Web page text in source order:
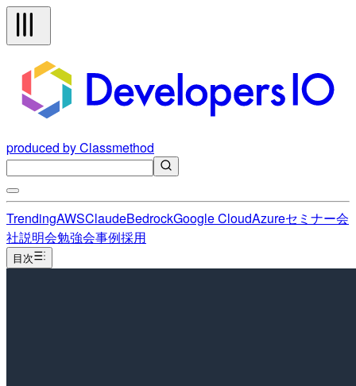
produced by Classmethod
TrendingAWSClaudeBedrockGoogle CloudAzureセミナー会
社説明会勉強会事例採用
目次